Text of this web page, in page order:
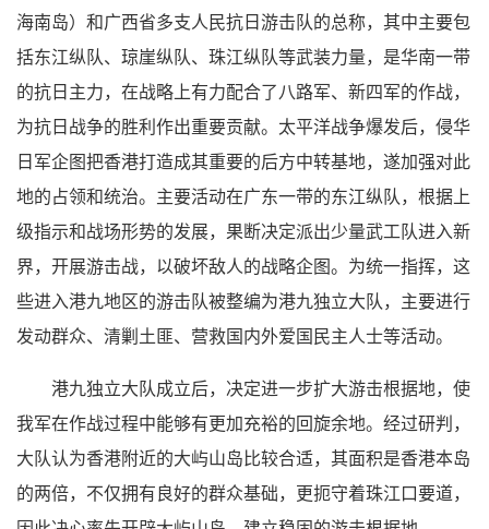
海南岛）和广西省多支人民抗日游击队的总称，其中主要包
括东江纵队、琼崖纵队、珠江纵队等武装力量，是华南一带
的抗日主力，在战略上有力配合了八路军、新四军的作战，
为抗日战争的胜利作出重要贡献。太平洋战争爆发后，侵华
日军企图把香港打造成其重要的后方中转基地，遂加强对此
地的占领和统治。主要活动在广东一带的东江纵队，根据上
级指示和战场形势的发展，果断决定派出少量武工队进入新
界，开展游击战，以破坏敌人的战略企图。为统一指挥，这
些进入港九地区的游击队被整编为港九独立大队，主要进行
发动群众、清剿土匪、营救国内外爱国民主人士等活动。
港九独立大队成立后，决定进一步扩大游击根据地，使
我军在作战过程中能够有更加充裕的回旋余地。经过研判，
大队认为香港附近的大屿山岛比较合适，其面积是香港本岛
的两倍，不仅拥有良好的群众基础，更扼守着珠江口要道，